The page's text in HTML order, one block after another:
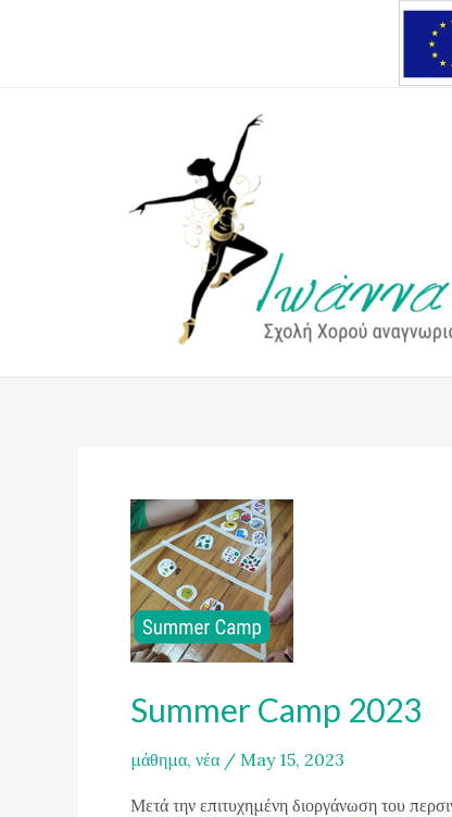
Summer Camp 2023
μάθημα, νέα / May 15, 2023
Μετά την επιτυχημένη διοργάνωση του